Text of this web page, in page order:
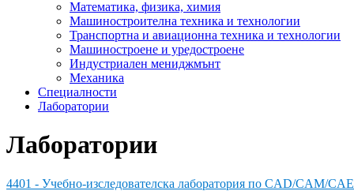
Математика, физика, химия
Машиностроителна техника и технологии
Транспортна и авиационна техника и технологии
Машиностроене и уредостроене
Индустриален мениджмънт
Механика
Специалности
Лаборатории
Лаборатории
4401 - Учебно-изследователска лаборатория по CAD/CAM/CAE